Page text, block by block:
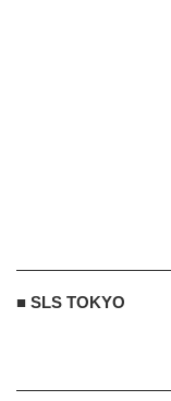
PR
■ SLS TOKYO